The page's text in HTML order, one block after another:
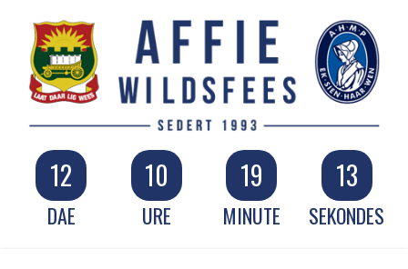
12
DAE
10
URE
19
MINUTE
11
SEKONDES